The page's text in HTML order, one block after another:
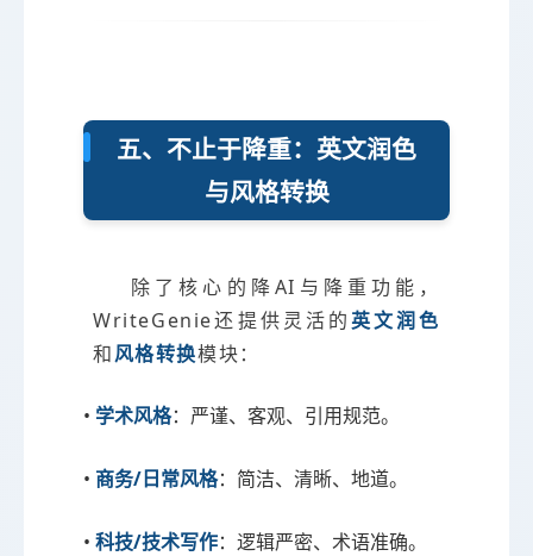
五、不止于降重：英文润色
与风格转换
除了核心的降AI与降重功能，
WriteGenie还提供灵活的 英文润色
和风格转换模块：
• 学术风格：严谨、客观、引用规范。
• 商务/日常风格：简洁、清晰、地道。
• 科技/技术写作：逻辑严密、术语准确。